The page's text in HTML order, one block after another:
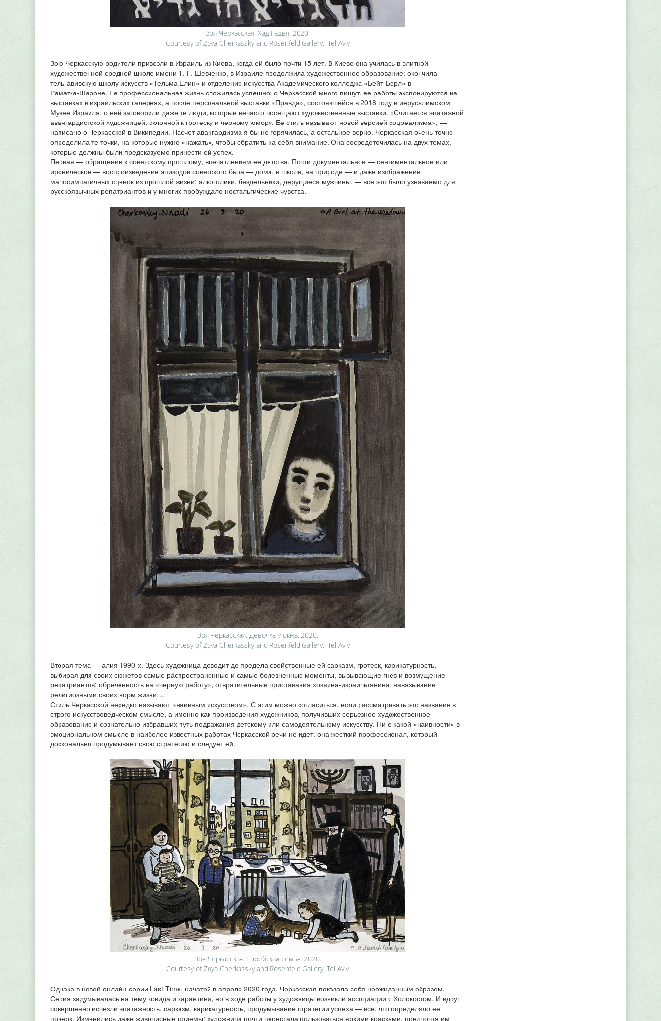
Зоя Черкасская. Хад Гадья. 2020.
Courtesy of Zoya Cherkassky and Rosenfeld Gallery,. Tel Aviv
Зою Черкасскую родители привезли в Израиль из Киева, когда ей было почти 15 лет. В Киеве она училась в элитной
художественной средней школе имени Т. Г. Шевченко, в Израиле продолжила художественное образование: окончила
тель‑авивскую школу искусств «Тельма Елин» и отделение искусства Академического колледжа «Бейт‑Берл» в
Рамат‑а‑Шароне. Ее профессиональная жизнь сложилась успешно: о Черкасской много пишут, ее работы экспонируются на
выставках в израильских галереях, а после персональной выставки «Правда», состоявшейся в 2018 году в иерусалимском
Музее Израиля, о ней заговорили даже те люди, которые нечасто посещают художественные выставки. «Считается эпатажной
авангардистской художницей, склонной к гротеску и черному юмору. Ее стиль называют новой версией соцреализма», —
написано о Черкасской в Википедии. Насчет авангардизма я бы не горячилась, а остальное верно. Черкасская очень точно
определила те точки, на которые нужно «нажать», чтобы обратить на себя внимание. Она сосредоточилась на двух темах,
которые должны были предсказуемо принести ей успех.
Первая — обращение к советскому прошлому, впечатлениям ее детства. Почти документальное — сентиментальное или
ироническое — воспроизведение эпизодов советского быта — дома, в школе, на природе — и даже изображение
малосимпатичных сценок из прошлой жизни: алкоголики, бездельники, дерущиеся мужчины, — все это было узнаваемо для
русскоязычных репатриантов и у многих пробуждало ностальгические чувства.
Зоя Черкасская. Девочка у окна. 2020.
Courtesy of Zoya Cherkassky and Rosenfeld Gallery,. Tel Aviv
Вторая тема — алия 1990‑х. Здесь художница доводит до предела свойственные ей сарказм, гротеск, карикатурность,
выбирая для своих сюжетов самые распространенные и самые болезненные моменты, вызывающие гнев и возмущение
репатриантов: обреченность на «черную работу», отвратительные приставания хозяина‑израильтянина, навязывание
религиозными своих норм жизни…
Стиль Черкасской нередко называют «наивным искусством». С этим можно согласиться, если рассматривать это название в
строго искусствоведческом смысле, а именно как произведения художников, получивших серьезное художественное
образование и сознательно избравших путь подражания детскому или самодеятельному искусству. Ни о какой «наивности» в
эмоциональном смысле в наиболее известных работах Черкасской речи не идет: она жесткий профессионал, который
досконально продумывает свою стратегию и следует ей.
Зоя Черкасская. Еврейская семья. 2020.
Courtesy of Zoya Cherkassky and Rosenfeld Gallery, Tel Aviv
Однако в новой онлайн‑серии Last Time, начатой в апреле 2020 года, Черкасская показала себя неожиданным образом.
Серия задумывалась на тему ковида и карантина, но в ходе работы у художницы возникли ассоциации с Холокостом. И вдруг
совершенно исчезли эпатажность, сарказм, карикатурность, продумывание стратегии успеха — все, что определяло ее
почерк. Изменились даже живописные приемы: художница почти перестала пользоваться яркими красками, предпочтя им